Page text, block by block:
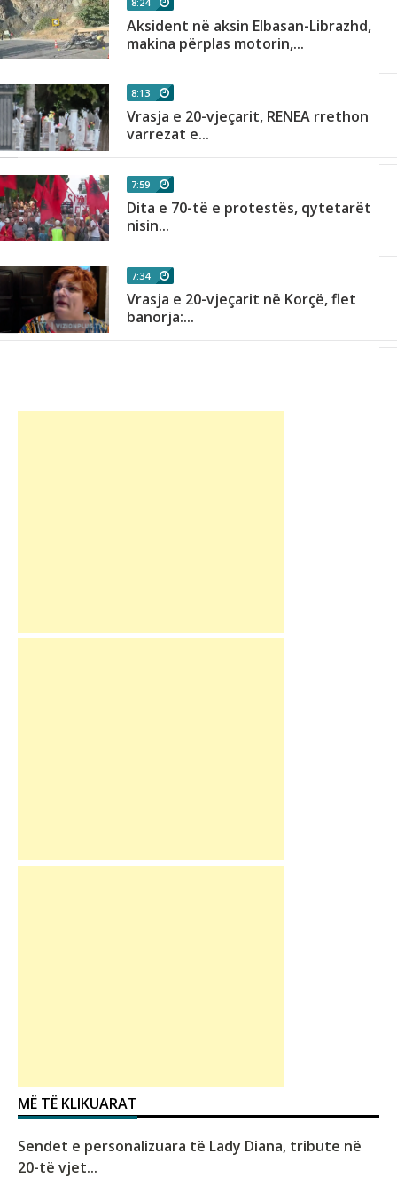
Aksident në aksin Elbasan-Librazhd,
makina përplas motorin,...
8:13
Vrasja e 20-vjeçarit, RENEA rrethon
varrezat e...
7:59
Dita e 70-të e protestës, qytetarët
nisin...
7:34
Vrasja e 20-vjeçarit në Korçë, flet
banorja:...
MË TË KLIKUARAT
Sendet e personalizuara të Lady Diana, tribute në
20-të vjet...